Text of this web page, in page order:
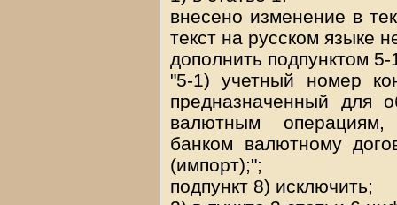
внесено изменение в
текст на русском языке
дополнить подпунктом
"5-1) учетный номер
предназначенный для
валютным операциям,
банком валютному
(импорт);";
подпункт 8) исключить;